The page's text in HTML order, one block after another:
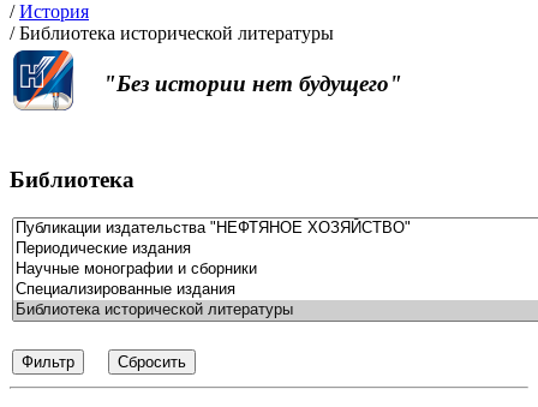
/История
/Библиотека исторической литературы
"Без истории нет будущего"
Библиотека